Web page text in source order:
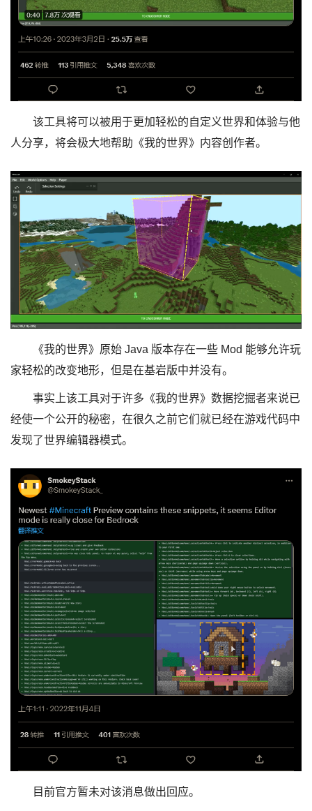
该工具将可以被用于更加轻松的自定义世界和体验与他
人分享，将会极大地帮助《我的世界》内容创作者。
《我的世界》原始 Java 版本存在一些 Mod 能够允许玩
家轻松的改变地形，但是在基岩版中并没有。
事实上该工具对于许多《我的世界》数据挖掘者来说已
经使一个公开的秘密，在很久之前它们就已经在游戏代码中
发现了世界编辑器模式。
目前官方暂未对该消息做出回应。